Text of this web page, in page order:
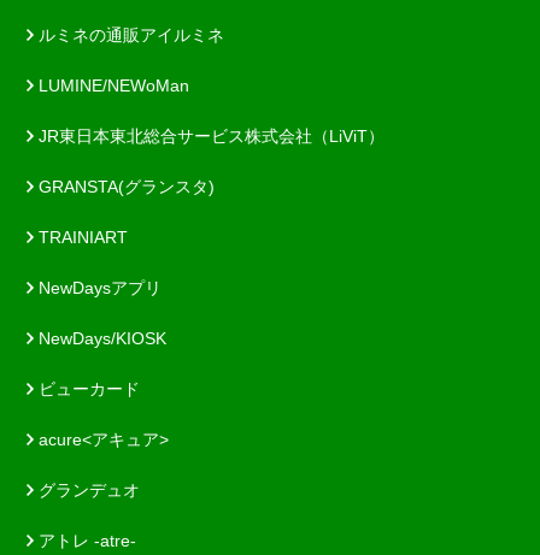
ルミネの通販アイルミネ
LUMINE/NEWoMan
JR東日本東北総合サービス株式会社（LiViT）
GRANSTA(グランスタ)
TRAINIART
NewDaysアプリ
NewDays/KIOSK
ビューカード
acure<アキュア>
グランデュオ
アトレ -atre-